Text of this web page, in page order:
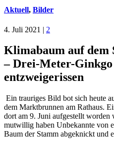
Aktuell, Bilder
4. Juli 2021 | 2
Klimabaum auf dem
– Drei-Meter-
entzweigerissen
Ein trauriges Bild bot sich heute
dem Marktbrunnen am Rathaus.
dort am 9. Juni aufgestellt
mutwillig haben Unbekannte von
Baum der Stamm abgeknickt und